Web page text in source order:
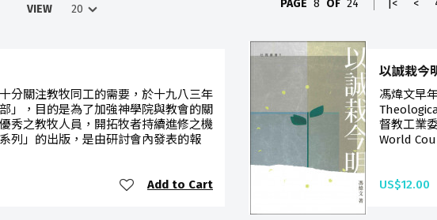
VIEW PAGE 8 OF 24 |< <
分關注教牧同工的需要，於十九八三年
」，目的是為了加強神學院與教會的關
秀之教牧人員，開拓牧者持續進修之機
列」的出版，是由研討會內發表的報
Add to Cart
以誠栽今
馮煒文早
督教工業
World
US$12.00